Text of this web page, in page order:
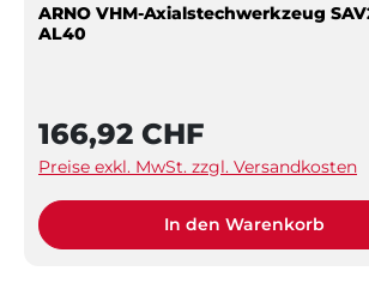
ARNO VHM-Axialstechwerkzeug
AL40
166,92 CHF
Preise exkl. MwSt. zzgl. Versandkosten
In den Warenkorb